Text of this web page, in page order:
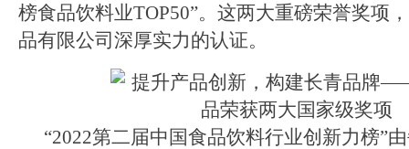
榜食品饮料业TOP50”。这两大重磅荣誉奖项
品有限公司深厚实力的认证。
“2022第二届中国食品饮料行业创新力榜”